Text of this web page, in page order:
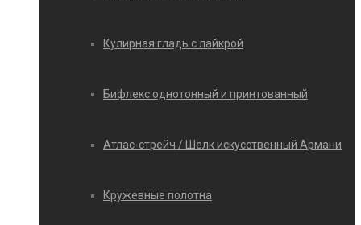
Кулирная гладь с лайкрой
Бифлекс однотонный и принтованный
Атлас-стрейч / Шелк искусственный Армани
Кружевные полотна